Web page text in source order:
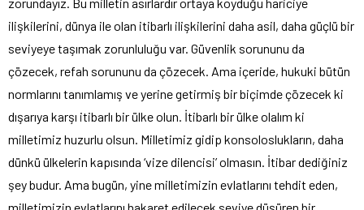
zorundayız. Bu milletin asırlardır ortaya koyduğu hariciye
ilişkilerini, dünya ile olan itibarlı ilişkilerini daha asil, daha güçlü bir
seviyeye taşımak zorunluluğu var. Güvenlik sorununu da
çözecek, refah sorununu da çözecek. Ama içeride, hukuki bütün
normlarını tanımlamış ve yerine getirmiş bir biçimde çözecek ki
dışarıya karşı itibarlı bir ülke olun. İtibarlı bir ülke olalım ki
milletimiz huzurlu olsun. Milletimiz gidip konsoloslukların, daha
dünkü ülkelerin kapısında ‘vize dilencisi’ olmasın. İtibar dediğiniz
şey budur. Ama bugün, yine milletimizin evlatlarını tehdit eden,